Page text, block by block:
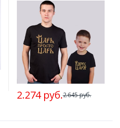
2.274 руб.2.645 руб.